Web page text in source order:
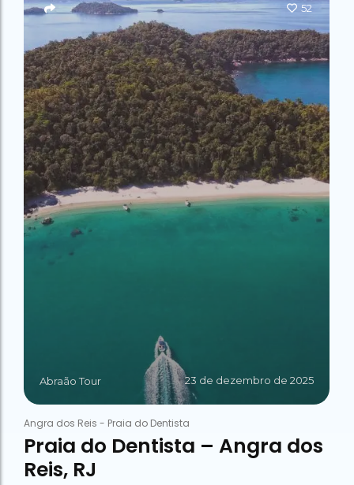
Abraão Tour 23 de dezembro de 2025
52
Angra dos Reis - Praia do Dentista
Praia do Dentista – Angra dos
Reis, RJ